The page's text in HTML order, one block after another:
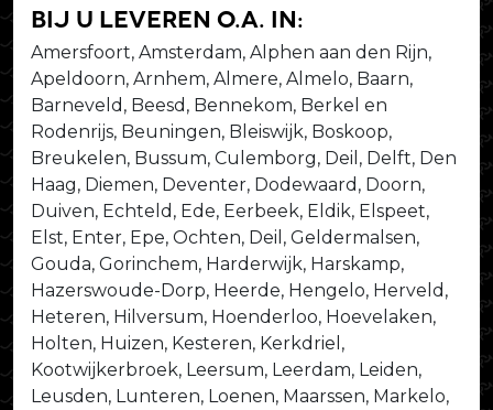
bij u leveren o.a. in:
Amersfoort, Amsterdam, Alphen aan den Rijn,
Apeldoorn, Arnhem, Almere, Almelo, Baarn,
Barneveld, Beesd, Bennekom, Berkel en
Rodenrijs, Beuningen, Bleiswijk, Boskoop,
Breukelen, Bussum, Culemborg, Deil, Delft, Den
Haag, Diemen, Deventer, Dodewaard, Doorn,
Duiven, Echteld, Ede, Eerbeek, Eldik, Elspeet,
Elst, Enter, Epe, Ochten, Deil, Geldermalsen,
Gouda, Gorinchem, Harderwijk, Harskamp,
Hazerswoude-Dorp, Heerde, Hengelo, Herveld,
Heteren, Hilversum, Hoenderloo, Hoevelaken,
Holten, Huizen, Kesteren, Kerkdriel,
Kootwijkerbroek, Leersum, Leerdam, Leiden,
Leusden, Lunteren, Loenen, Maarssen, Markelo,